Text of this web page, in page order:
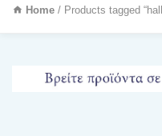
Home / Products tagged